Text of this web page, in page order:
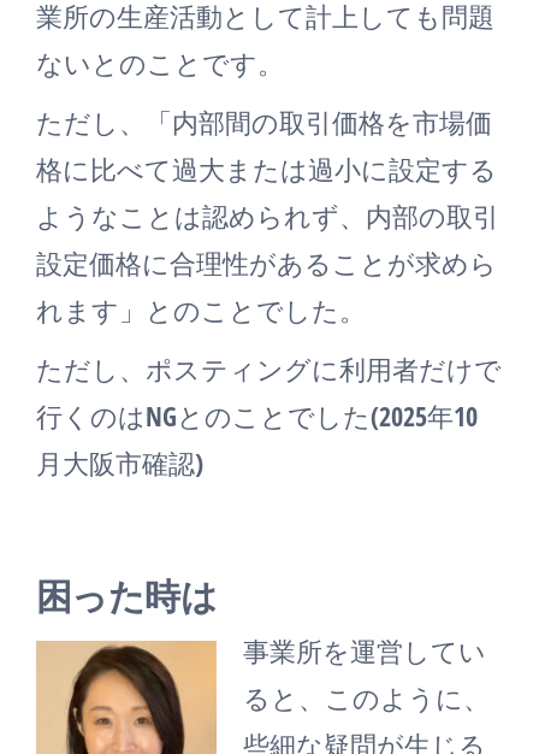
業所の生産活動として計上しても問題
ないとのことです。
ただし、「内部間の取引価格を市場価
格に比べて過大または過小に設定する
ようなことは認められず、内部の取引
設定価格に合理性があることが求めら
れます」とのことでした。
ただし、ポスティングに利用者だけで
行くのはNGとのことでした(2025年10
月大阪市確認)
困った時は
事業所を運営してい
ると、このように、
些細な疑問が生じる